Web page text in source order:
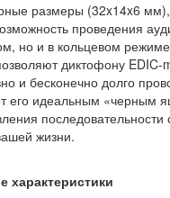
размеры (32x14x6 мм),
проведения
но и в кольцевом
диктофону EDIC-
и бесконечно долго
его идеальным «черным
жизни.
характеристики